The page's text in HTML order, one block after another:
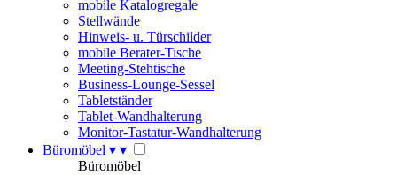
mobile Katalogregale
Stellwände
Hinweis- u. Türschilder
mobile Berater-Tische
Meeting-Stehtische
Business-Lounge-Sessel
Tabletständer
Tablet-Wandhalterung
Monitor-Tastatur-Wandhalterung
Büromöbel ▾ ▾
Büromöbel